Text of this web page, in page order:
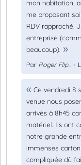
mon habitation,
me proposant
RDV rapproché.
entreprise
beaucoup).
Par Roger Flip... -
Ce vendredi 8
venue nous
arrivés à 8h45
matériel. Ils ont
notre grande
immenses
compliquée dû